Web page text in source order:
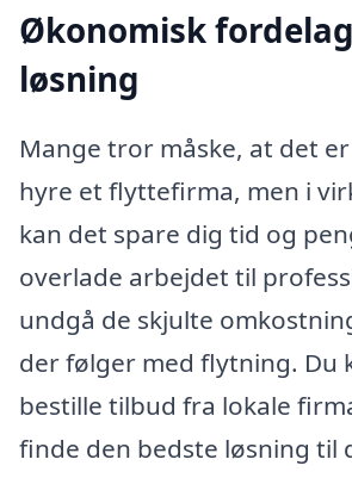
Økonomisk
løsning
Mange tror måske, at det
hyre et flyttefirma, men i
kan det spare dig tid og
overlade arbejdet til
undgå de skjulte
der følger med flytning. Du
bestille tilbud fra lokale
finde den bedste løsning til